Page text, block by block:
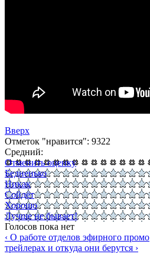
Вверх
Отметок "нравится": 9322
Средний:
Отменить оценку
Бедненько
Никак
Сойдёт
Хорошо
Лучше не бывает!
Голосов пока нет
‹ О работе отделов эфирного промо
трейлерах и откуда они берутся ›